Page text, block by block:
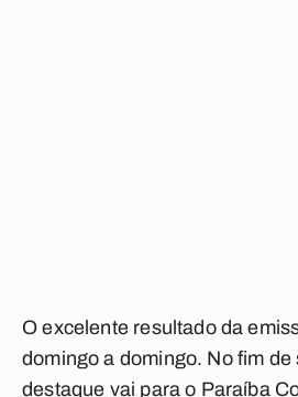
O excelente resultado da
domingo a domingo. No fim de
destaque vai para o Paraíba